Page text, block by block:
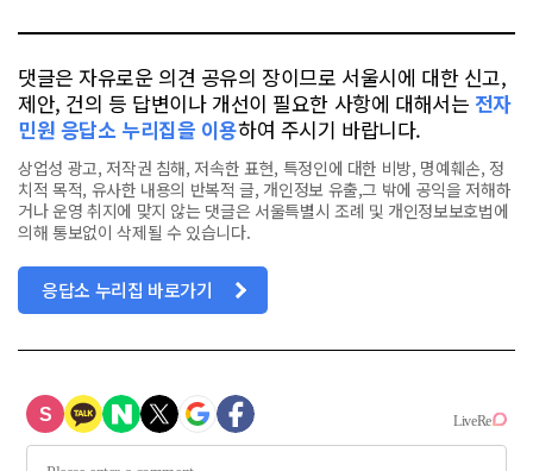
댓글은 자유로운 의견 공유의 장이므로 서울시에 대한 신고,
제안, 건의 등 답변이나 개선이 필요한 사항에 대해서는 전자
민원 응답소 누리집을 이용하여 주시기 바랍니다.
상업성 광고, 저작권 침해, 저속한 표현, 특정인에 대한 비방, 명예훼손, 정
치적 목적, 유사한 내용의 반복적 글, 개인정보 유출,그 밖에 공익을 저해하
거나 운영 취지에 맞지 않는 댓글은 서울특별시 조례 및 개인정보보호법에
의해 통보없이 삭제될 수 있습니다.
응답소 누리집 바로가기